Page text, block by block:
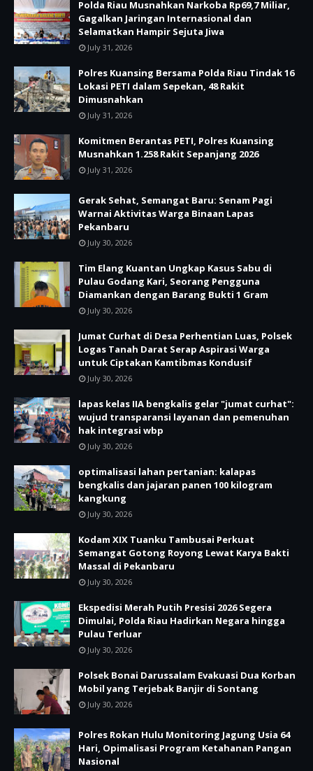
Polda Riau Musnahkan Narkoba Rp69,7 Miliar,
Gagalkan Jaringan Internasional dan
Selamatkan Hampir Sejuta Jiwa
July 31, 2026
Polres Kuansing Bersama Polda Riau Tindak 16
Lokasi PETI dalam Sepekan, 48 Rakit
Dimusnahkan
July 31, 2026
Komitmen Berantas PETI, Polres Kuansing
Musnahkan 1.258 Rakit Sepanjang 2026
July 31, 2026
Gerak Sehat, Semangat Baru: Senam Pagi
Warnai Aktivitas Warga Binaan Lapas
Pekanbaru
July 30, 2026
Tim Elang Kuantan Ungkap Kasus Sabu di
Pulau Godang Kari, Seorang Pengguna
Diamankan dengan Barang Bukti 1 Gram
July 30, 2026
Jumat Curhat di Desa Perhentian Luas, Polsek
Logas Tanah Darat Serap Aspirasi Warga
untuk Ciptakan Kamtibmas Kondusif
July 30, 2026
lapas kelas IIA bengkalis gelar "jumat curhat":
wujud transparansi layanan dan pemenuhan
hak integrasi wbp
July 30, 2026
optimalisasi lahan pertanian: kalapas
bengkalis dan jajaran panen 100 kilogram
kangkung
July 30, 2026
Kodam XIX Tuanku Tambusai Perkuat
Semangat Gotong Royong Lewat Karya Bakti
Massal di Pekanbaru
July 30, 2026
Ekspedisi Merah Putih Presisi 2026 Segera
Dimulai, Polda Riau Hadirkan Negara hingga
Pulau Terluar
July 30, 2026
Polsek Bonai Darussalam Evakuasi Dua Korban
Mobil yang Terjebak Banjir di Sontang
July 30, 2026
Polres Rokan Hulu Monitoring Jagung Usia 64
Hari, Opimalisasi Program Ketahanan Pangan
Nasional